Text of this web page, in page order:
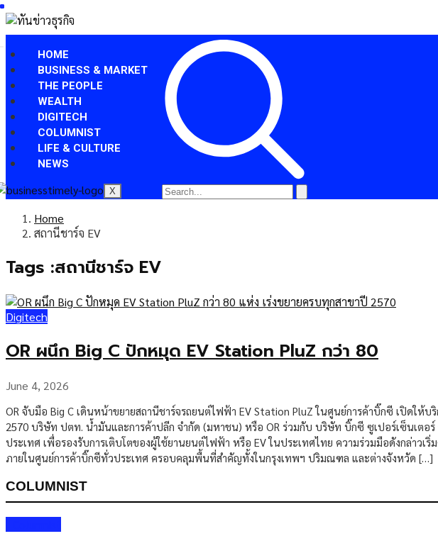
HOME
BUSINESS & MARKET
THE PEOPLE
WEALTH
DIGITECH
COLUMNIST
LIFE & CULTURE
NEWS
X
Home
สถานีชาร์จ EV
Tags :สถานีชาร์จ EV
Digitech
OR ผนึก Big C ปักหมุด EV Station PluZ กว่า 80
June 4, 2026
OR จับมือ Big C เดินหน้าขยายสถานีชาร์จรถยนต์ไฟฟ้า EV Station PluZ ในศูนย์การค้าบิ๊กซี เปิดใ
2570 บริษัท ปตท. น้ำมันและการค้าปลีก จำกัด (มหาชน) หรือ OR ร่วมกับ บริษัท บิ๊กซี ซูเปอร์เซ็นเตอ
ประเทศ เพื่อรองรับการเติบโตของผู้ใช้ยานยนต์ไฟฟ้า หรือ EV ในประเทศไทย ความร่วมมือดังกล่าว
ภายในศูนย์การค้าบิ๊กซีทั่วประเทศ ครอบคลุมพื้นที่สำคัญทั้งในกรุงเทพฯ ปริมณฑล และต่างจังหวัด […]
COLUMNIST